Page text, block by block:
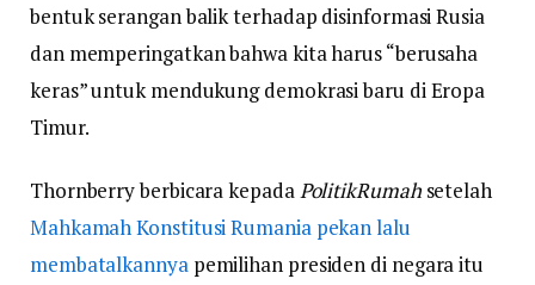
bentuk serangan balik terhadap disinformasi Rusia
dan memperingatkan bahwa kita harus “berusaha
keras” untuk mendukung demokrasi baru di Eropa
Timur.
Thornberry berbicara kepadaPolitikRumah setelah
Mahkamah Konstitusi Rumania pekan lalu
membatalkannyapemilihan presiden di negara itu